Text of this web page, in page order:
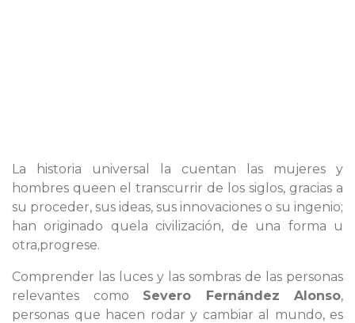
La historia universal la cuentan las mujeres y
hombres queen el transcurrir de los siglos, gracias a
su proceder, sus ideas, sus innovaciones o su ingenio;
han originado quela civilización, de una forma u
otra,progrese.
Comprender las luces y las sombras de las personas
relevantes como Severo Fernández Alonso,
personas que hacen rodar y cambiar al mundo, es